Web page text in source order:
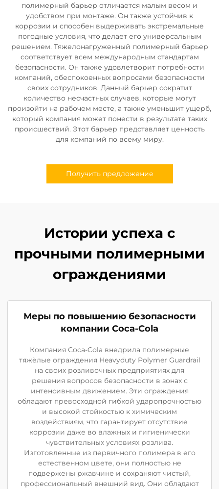
полимерный барьер отличается малым весом и
удобством при монтаже. Он также устойчив к
коррозии и способен выдерживать экстремальные
погодные условия, что делает его универсальным
решением. Тяжелонагруженный полимерный барьер
соответствует всем международным стандартам
безопасности. Он также удовлетворит потребности
компаний, обеспокоенных вопросами безопасности
своих сотрудников. Данный барьер сократит
количество несчастных случаев, которые могут
произойти на рабочем месте, а также уменьшит ущерб,
который компания может понести в результате таких
происшествий. Этот барьер представляет ценность
для компаний по всему миру.
Получить предложение
Истории успеха с
прочными полимерными
ограждениями
Меры по повышению безопасности
компании Coca-Cola
Компания Coca-Cola внедрила полимерные
тяжёлые ограждения Heavyduty Polymer Guardrail
на своих розливочных предприятиях для
решения вопросов безопасности в зонах с
интенсивным движением. Эти ограждения
обладают превосходной гибкой ударопрочностью
и высокой стойкостью к химическим
воздействиям, что гарантирует отсутствие
коррозии даже во влажных и гигиенически
чувствительных условиях розлива.
Изготовленные из первичного полимера в его
естественном цвете, они полностью не
подвержены ржавчине и сохраняют чистый,
профессиональный внешний вид. Они обладают